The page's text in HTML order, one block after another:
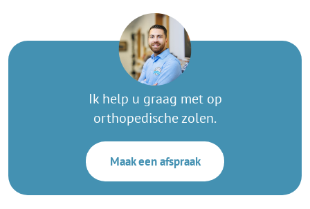
Ik help u graag met op
orthopedische zolen.
Maak een afspraak